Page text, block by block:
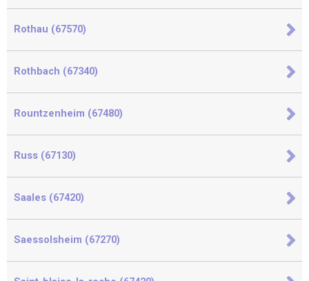
Rothau (67570)
Rothbach (67340)
Rountzenheim (67480)
Russ (67130)
Saales (67420)
Saessolsheim (67270)